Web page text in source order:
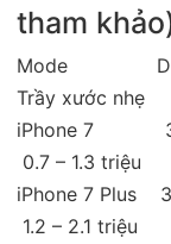
tham
Mode
Trầy xước nhẹ
iPhone 7
0.7 – 1.3
iPhone 7
1.2 – 2.1